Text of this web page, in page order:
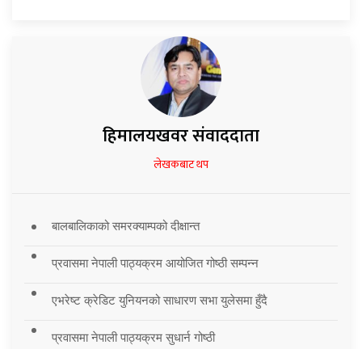
हिमालयखवर संवाददाता
लेखकबाट थप
बालबालिकाको समरक्याम्पको दीक्षान्त
प्रवासमा नेपाली पाठ्यक्रम आयोजित गोष्ठी सम्पन्न
एभरेष्ट क्रेडिट युनियनको साधारण सभा युलेसमा हुँदै
प्रवासमा नेपाली पाठ्यक्रम सुधार्न गोष्ठी